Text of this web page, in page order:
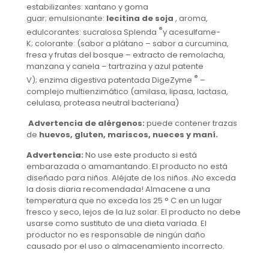
estabilizantes: xantano y goma
guar; emulsionante: lecitina de soja , aroma,
edulcorantes: sucralosa Splenda ®y acesulfame-
K; colorante: (sabor a plátano – sabor a curcumina,
fresa y frutas del bosque – extracto de remolacha,
manzana y canela – tartrazina y azul patente
V); enzima digestiva patentada DigeZyme ® –
complejo multienzimático (amilasa, lipasa, lactasa,
celulasa, proteasa neutral bacteriana)
Advertencia de alérgenos: puede contener trazas
de huevos, gluten, mariscos, nueces y maní.
Advertencia: No use este producto si está
embarazada o amamantando. El producto no está
diseñado para niños. Aléjate de los niños. ¡No exceda
la dosis diaria recomendada! Almacene a una
temperatura que no exceda los 25 ° C en un lugar
fresco y seco, lejos de la luz solar. El producto no debe
usarse como sustituto de una dieta variada. El
productor no es responsable de ningún daño
causado por el uso o almacenamiento incorrecto.